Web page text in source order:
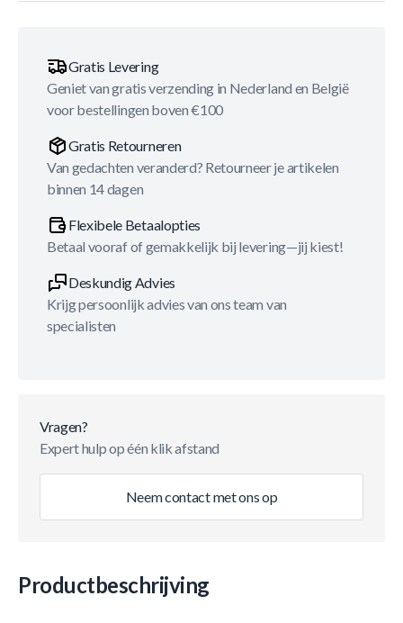
Gratis Levering
Geniet van gratis verzending in Nederland en België
voor bestellingen boven €100
Gratis Retourneren
Van gedachten veranderd? Retourneer je artikelen
binnen 14 dagen
Flexibele Betaalopties
Betaal vooraf of gemakkelijk bij levering—jij kiest!
Deskundig Advies
Krijg persoonlijk advies van ons team van
specialisten
Vragen?
Expert hulp op één klik afstand
Neem contact met ons op
Productbeschrijving